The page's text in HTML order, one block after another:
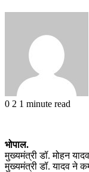
0 2 1 minute read
भोपाल.
मुख्यमंत्री डॉ. मोहन
मुख्यमंत्री डॉ. यादव ने